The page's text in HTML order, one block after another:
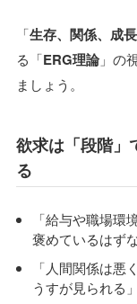
「生存、関係、成長
る「ERG理論」の
ましょう。
欲求は「段階」
る
「給与や職場環
褒めているはず
「人間関係は悪
うすが見られる」